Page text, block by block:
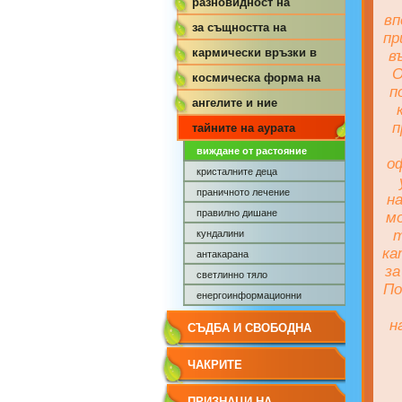
кармата
за същността на
кармата
кармически връзки в
живота
космическа форма на
кармата
ангелите и ние
тайните на аурата
виждане от растояние
кристалните деца
праничното лечение
правилно дишане
кундалини
антакарана
светлинно тяло
енергоинформационни
СЪДБА И СВОБОДНА
ВОЛЯ
ЧАКРИТЕ